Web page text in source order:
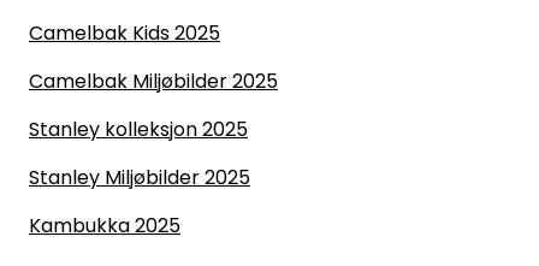
Camelbak Kids 2025
Camelbak Miljøbilder 2025
Stanley kolleksjon 2025
Stanley Miljøbilder 2025
Kambukka 2025